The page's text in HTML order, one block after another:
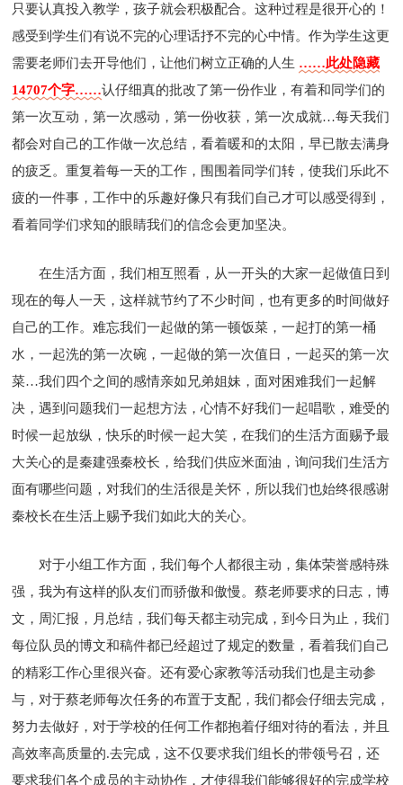
只要认真投入教学，孩子就会积极配合。这种过程是很开心的！
感受到学生们有说不完的心理话抒不完的心中情。作为学生这更
需要老师们去开导他们，让他们树立正确的人生 ……此处隐藏
14707个字……认仔细真的批改了第一份作业，有着和同学们的
第一次互动，第一次感动，第一份收获，第一次成就…每天我们
都会对自己的工作做一次总结，看着暖和的太阳，早已散去满身
的疲乏。重复着每一天的工作，围围着同学们转，使我们乐此不
疲的一件事，工作中的乐趣好像只有我们自己才可以感受得到，
看着同学们求知的眼睛我们的信念会更加坚决。
在生活方面，我们相互照看，从一开头的大家一起做值日到
现在的每人一天，这样就节约了不少时间，也有更多的时间做好
自己的工作。难忘我们一起做的第一顿饭菜，一起打的第一桶
水，一起洗的第一次碗，一起做的第一次值日，一起买的第一次
菜…我们四个之间的感情亲如兄弟姐妹，面对困难我们一起解
决，遇到问题我们一起想方法，心情不好我们一起唱歌，难受的
时候一起放纵，快乐的时候一起大笑，在我们的生活方面赐予最
大关心的是秦建强秦校长，给我们供应米面油，询问我们生活方
面有哪些问题，对我们的生活很是关怀，所以我们也始终很感谢
秦校长在生活上赐予我们如此大的关心。
对于小组工作方面，我们每个人都很主动，集体荣誉感特殊
强，我为有这样的队友们而骄傲和傲慢。蔡老师要求的日志，博
文，周汇报，月总结，我们每天都主动完成，到今日为止，我们
每位队员的博文和稿件都已经超过了规定的数量，看着我们自己
的精彩工作心里很兴奋。还有爱心家教等活动我们也是主动参
与，对于蔡老师每次任务的布置于支配，我们都会仔细去完成，
努力去做好，对于学校的任何工作都抱着仔细对待的看法，并且
高效率高质量的.去完成，这不仅要求我们组长的带领号召，还
要求我们各个成员的主动协作，才使得我们能够很好的完成学校